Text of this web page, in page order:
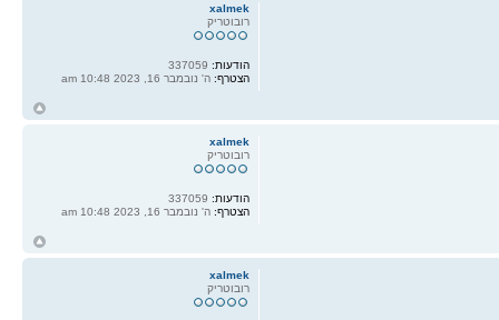
xalmek
רובוטריק
הודעות:
הצטרף: ה' נובמבר 16, 2023 10:48 am
xalmek
רובוטריק
הודעות:337059
הצטרף:ה' נובמבר 16, 2023 10:48 am
xalmek
רובוטריק